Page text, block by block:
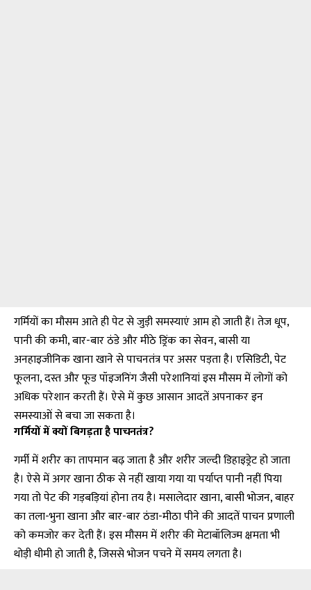
गर्मियों का मौसम आते ही पेट से जुड़ी समस्याएं आम हो जाती हैं। तेज धूप,
पानी की कमी, बार-बार ठंडे और मीठे ड्रिंक का सेवन, बासी या
अनहाइजीनिक खाना खाने से पाचनतंत्र पर असर पड़ता है। एसिडिटी, पेट
फूलना, दस्त और फूड पॉइजनिंग जैसी परेशानियां इस मौसम में लोगों को
अधिक परेशान करती हैं। ऐसे में कुछ आसान आदतें अपनाकर इन
समस्याओं से बचा जा सकता है।
गर्मियों में क्यों बिगड़ता है पाचनतंत्र?
गर्मी में शरीर का तापमान बढ़ जाता है और शरीर जल्दी डिहाइड्रेट हो जाता
है। ऐसे में अगर खाना ठीक से नहीं खाया गया या पर्याप्त पानी नहीं पिया
गया तो पेट की गड़बड़ियां होना तय है। मसालेदार खाना, बासी भोजन, बाहर
का तला-भुना खाना और बार-बार ठंडा-मीठा पीने की आदतें पाचन प्रणाली
को कमजोर कर देती हैं। इस मौसम में शरीर की मेटाबॉलिज्म क्षमता भी
थोड़ी धीमी हो जाती है, जिससे भोजन पचने में समय लगता है।